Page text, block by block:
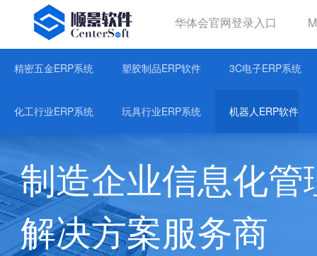
华体会官网登录入口
华体会官网登录入口
精密五金ERP系统 塑胶制品ERP软件 3C电子ERP系统
化工行业ERP系统 玩具行业ERP系统 机器人ERP软件
关于华体hth登录入口
制造企业信息化管
解决方案服务商